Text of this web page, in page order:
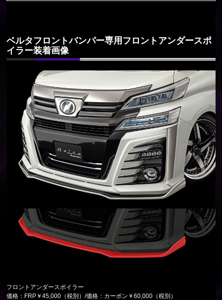
ベルタフロントバンパー専用フロントアンダースポ
イラー装着画像
フロントアンダースポイラー
価格：FRP￥45,000（税別）/価格：カーボン￥60,000（税別）